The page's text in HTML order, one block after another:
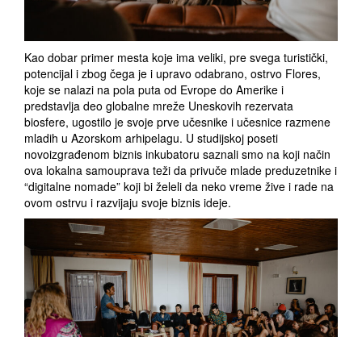
Kao dobar primer mesta koje ima veliki, pre svega turistički,
potencijal i zbog čega je i upravo odabrano, ostrvo Flores,
koje se nalazi na pola puta od Evrope do Amerike i
predstavlja deo globalne mreže Uneskovih rezervata
biosfere, ugostilo je svoje prve učesnike i učesnice razmene
mladih u Azorskom arhipelagu. U studijskoj poseti
novoizgrađenom biznis inkubatoru saznali smo na koji način
ova lokalna samouprava teži da privuče mlade preduzetnike i
“digitalne nomade” koji bi želeli da neko vreme žive i rade na
ovom ostrvu i razvijaju svoje biznis ideje.